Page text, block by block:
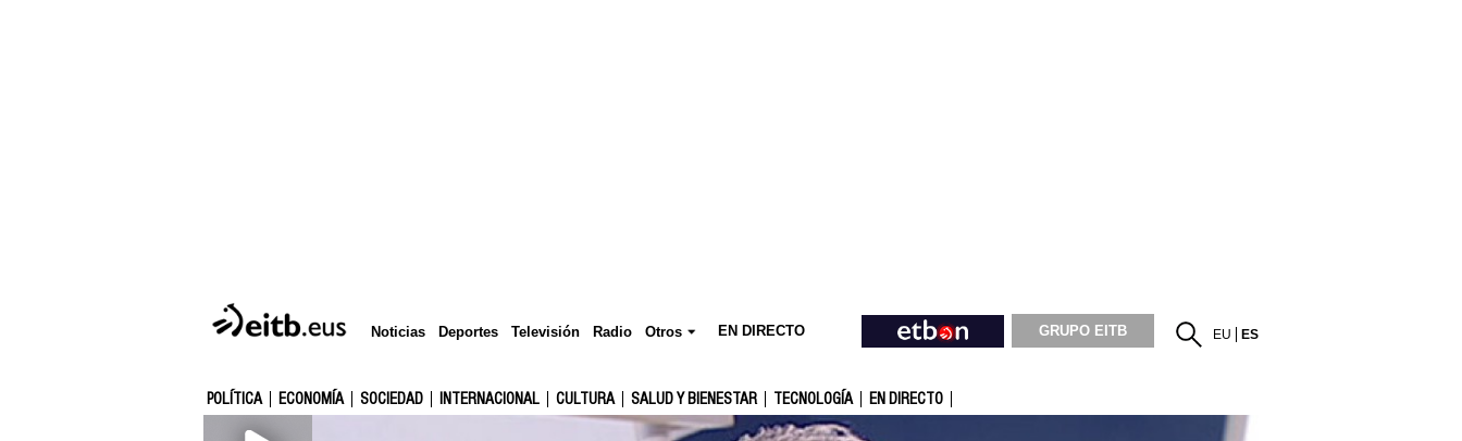
Noticias Deportes Televisión Radio Otros EN DIRECTO GRUPO EITB EU ES
POLÍTICA ECONOMÍA SOCIEDAD INTERNACIONAL CULTURA SALUD Y BIENESTAR TECNOLOGÍA EN DIRECTO